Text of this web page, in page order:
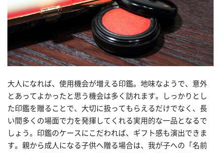
大人になれば、使用機会が増える印鑑。地味なようで、意外
とあってよかったと思う機会は多く訪れます。しっかりとし
た印鑑を贈ることで、大切に扱ってもらえるだけでなく、長
い間多くの場面で力を発揮してくれる実用的な一品となるで
しょう。印鑑のケースにこだわれば、ギフト感も演出できま
す。親から成人になる子供へ贈る場合は、我が子への「名前